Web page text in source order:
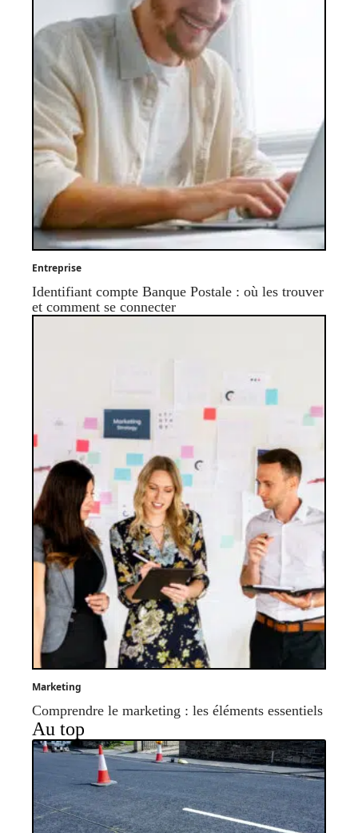
Entreprise
Identifiant compte Banque Postale : où les trouver
et comment se connecter
Marketing
Comprendre le marketing : les éléments essentiels
Au top